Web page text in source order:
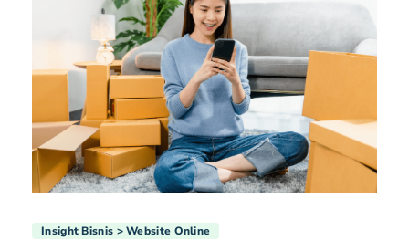
Insight Bisnis Website Online